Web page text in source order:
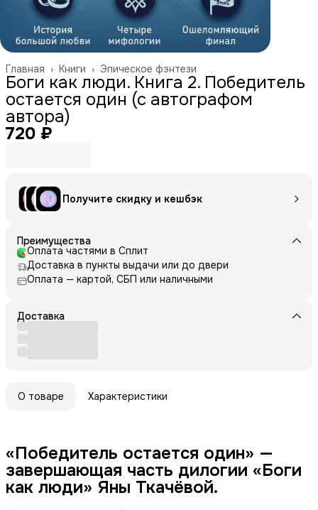
Эпическое фэнтези
Книги ›
Главная ›
Боги как люди. Книга 2. Победитель
остается один (с автографом
автора)
720 ₽
Получите скидку и кешбэк
Преимущества
Оплата частями в Сплит
Доставка в пункты выдачи или до двери
Оплата — картой, СБП или наличными
Доставка
О товаре Характеристики
«Победитель остается один» —
завершающая часть дилогии «Боги
как люди» Яны Ткачёвой.